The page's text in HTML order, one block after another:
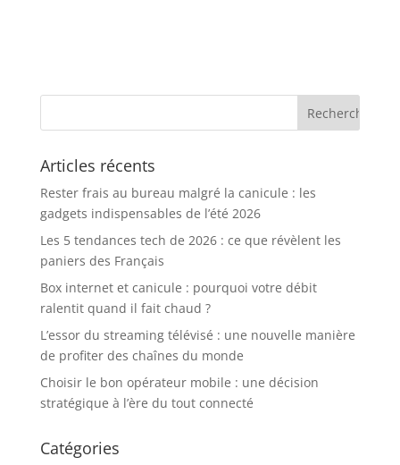
Articles récents
Rester frais au bureau malgré la canicule : les
gadgets indispensables de l’été 2026
Les 5 tendances tech de 2026 : ce que révèlent les
paniers des Français
Box internet et canicule : pourquoi votre débit
ralentit quand il fait chaud ?
L’essor du streaming télévisé : une nouvelle manière
de profiter des chaînes du monde
Choisir le bon opérateur mobile : une décision
stratégique à l’ère du tout connecté
Catégories